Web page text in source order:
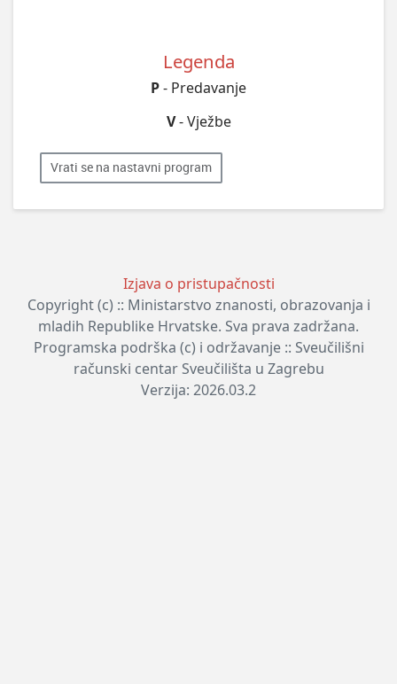
Legenda
P- Predavanje
V- Vježbe
Vrati se na nastavni program
Izjava o pristupačnosti
Copyright (c) :: Ministarstvo znanosti, obrazovanja i
mladih Republike Hrvatske. Sva prava zadržana.
Programska podrška (c) i održavanje :: Sveučilišni
računski centar Sveučilišta u Zagrebu
Verzija: 2026.03.2